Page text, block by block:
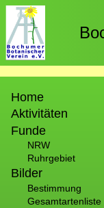
Direkt
zum
Inhalt
Home
Aktivitäten
Funde
NRW
Ruhrgebiet
Bilder
Bestimmung
Gesamtartenliste